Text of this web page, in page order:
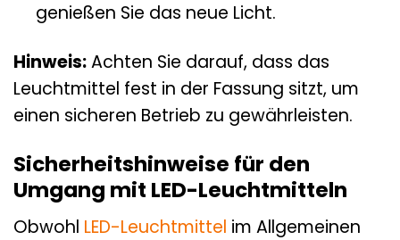
genießen Sie das neue Licht.
Hinweis:Achten Sie darauf, dass das
Leuchtmittel fest in der Fassung sitzt, um
einen sicheren Betrieb zu gewährleisten.
Sicherheitshinweise für den
Umgang mit LED-Leuchtmitteln
Obwohl LED-Leuchtmittel im Allgemeinen